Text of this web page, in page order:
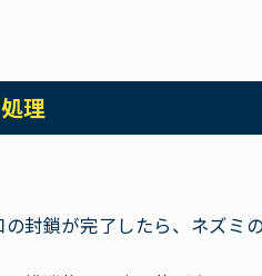
理
の封鎖が完了したら、ネズミ